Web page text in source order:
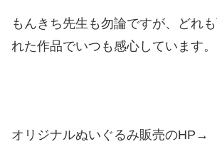
もんきち先生も勿論ですが、どれ
れた作品でいつも感心しています。
オリジナルぬいぐるみ販売のHP→